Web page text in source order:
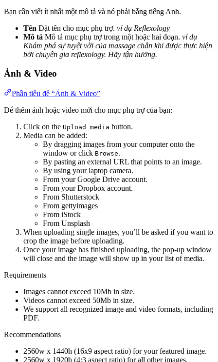
Bạn cần viết ít nhất một mô tả và nó phải bằng tiếng Anh.
Tên Đặt tên cho mục phụ trợ. ví dụ Reflexology
Mô tả Mô tả mục phụ trợ trong một hoặc hai đoạn. ví dụ
Khám phá sự tuyệt vời của massage chân khi được thực hiện
bởi chuyên gia reflexology. Hãy tận hưởng.
Ảnh & Video
Phần tiêu đề “Ảnh & Video”
Để thêm ảnh hoặc video mới cho mục phụ trợ của bạn:
Click on the Upload media button.
Media can be added:
By dragging images from your computer onto the
window or click Browse.
By pasting an external URL that points to an image.
By using your laptop camera.
From your Google Drive account.
From your Dropbox account.
From Shutterstock
From gettyimages
From iStock
From Unsplash
When uploading single images, you’ll be asked if you want to
crop the image before uploading.
Once your image has finished uploading, the pop-up window
will close and the image will show up in your list of media.
Requirements
Images cannot exceed 10Mb in size.
Videos cannot exceed 50Mb in size.
We support all recognized image and video formats, including
PDF.
Recommendations
2560w x 1440h (16x9 aspect ratio) for your featured image.
2560w x 1920h (4:3 aspect ratio) for all other images.